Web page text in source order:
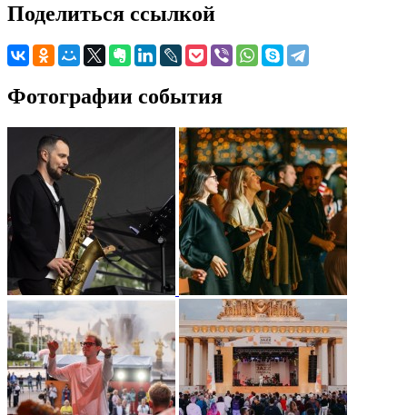
Поделиться ссылкой
Фотографии события